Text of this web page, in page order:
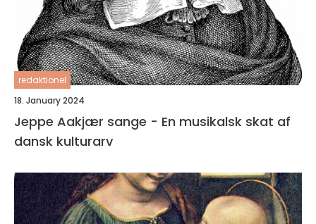
redaktionel
18. January 2024
Jeppe Aakjær sange - En musikalsk skat af
dansk kulturarv